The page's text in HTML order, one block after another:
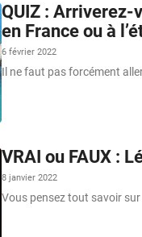
QUIZ : Arriverez-
en France ou à
6 février 2022
Il ne faut pas forcément
VRAI ou FAUX :
8 janvier 2022
Vous pensez tout savoir